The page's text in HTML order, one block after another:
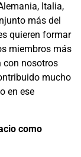
Italia,
más del
quieren formar
miembros más
con nosotros
mucho
en ese
como